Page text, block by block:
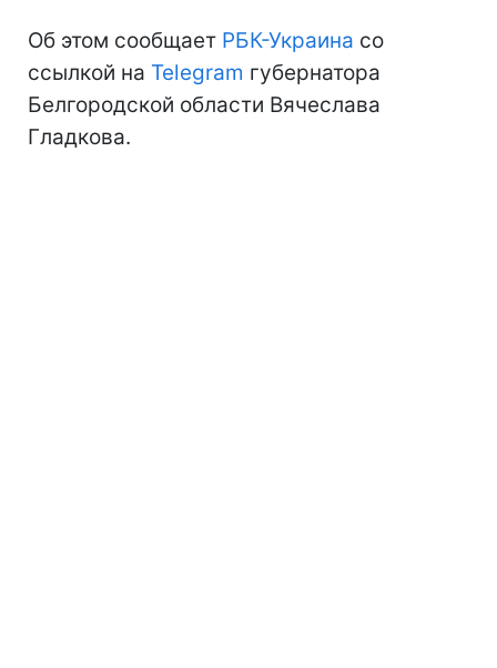
Об этом сообщает РБК-Украина со
ссылкой на Telegram губернатора
Белгородской области Вячеслава
Гладкова.